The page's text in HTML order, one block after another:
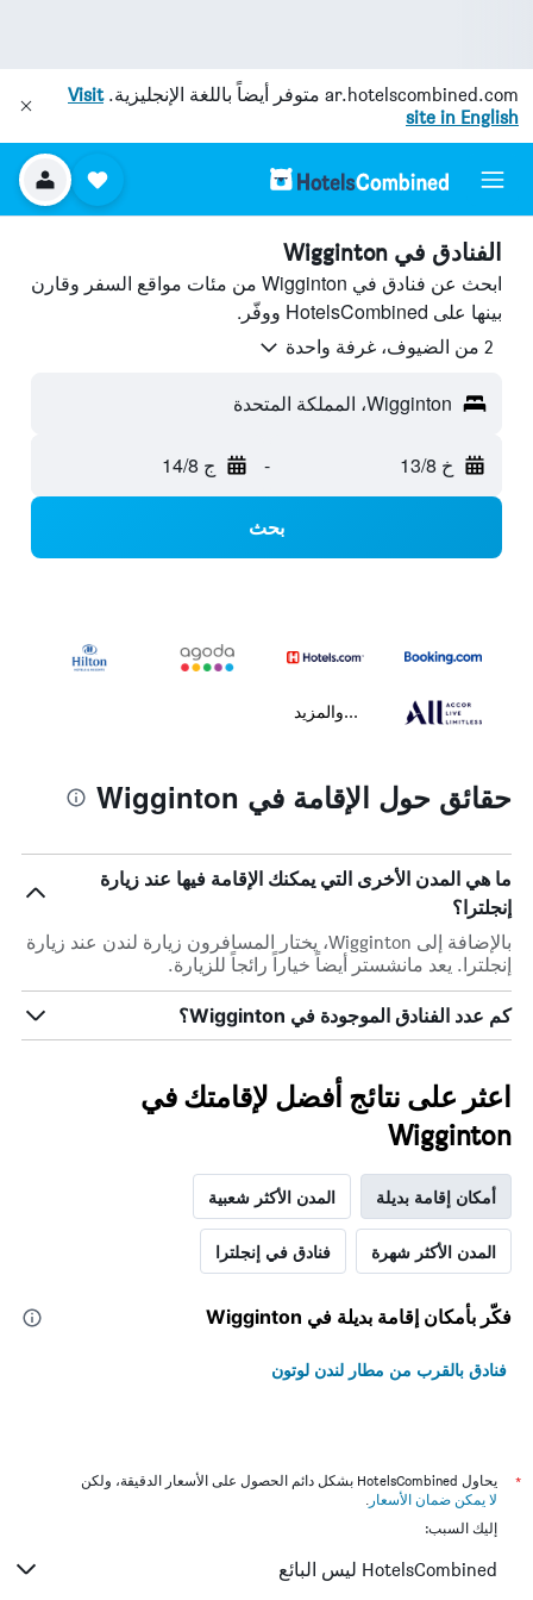
ar.hotelscombined.com متوفر أيضاً باللغة الإنجليزية.Visit
site in English
الفنادق في Wigginton
ابحث عن فنادق في Wigginton من مئات مواقع السفر وقارن
بينها على HotelsCombined ووفّر.
2 من الضيوف، غرفة واحدة
Wigginton، المملكة المتحدة
خ 13/8 - ج 14/8
بحث
...والمزيد
حقائق حول الإقامة في Wigginton
ما هي المدن الأخرى التي يمكنك الإقامة فيها عند زيارة
إنجلترا؟
بالإضافة إلى Wigginton، يختار المسافرون زيارة لندن عند زيارة
إنجلترا. يعد مانشستر أيضاً خياراً رائجاً للزيارة.
كم عدد الفنادق الموجودة في Wigginton؟
اعثر على نتائج أفضل لإقامتك في
Wigginton
أمكان إقامة بديلة المدن الأكثر شعبية
المدن الأكثر شهرة فنادق في إنجلترا
فكّر بأمكان إقامة بديلة في Wigginton
فنادق بالقرب من مطار لندن لوتون
*
يحاول HotelsCombined بشكل دائم الحصول على الأسعار الدقيقة، ولكن
لا يمكن ضمان الأسعار .
إليك السبب:
HotelsCombined ليس البائع